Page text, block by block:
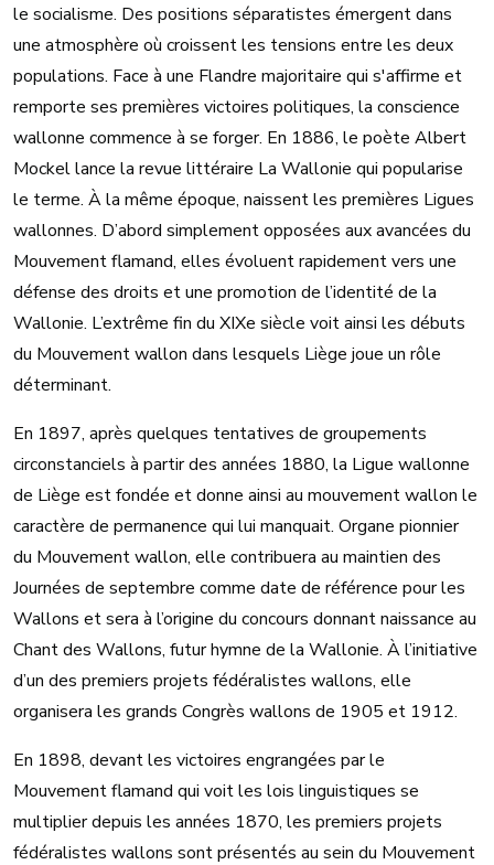
le socialisme. Des positions séparatistes émergent dans
une atmosphère où croissent les tensions entre les deux
populations. Face à une Flandre majoritaire qui s'affirme et
remporte ses premières victoires politiques, la conscience
wallonne commence à se forger. En 1886, le poète Albert
Mockel lance la revue littéraire La Wallonie qui popularise
le terme. À la même époque, naissent les premières Ligues
wallonnes. D’abord simplement opposées aux avancées du
Mouvement flamand, elles évoluent rapidement vers une
défense des droits et une promotion de l’identité de la
Wallonie. L’extrême fin du XIXe siècle voit ainsi les débuts
du Mouvement wallon dans lesquels Liège joue un rôle
déterminant.
En 1897, après quelques tentatives de groupements
circonstanciels à partir des années 1880, la Ligue wallonne
de Liège est fondée et donne ainsi au mouvement wallon le
caractère de permanence qui lui manquait. Organe pionnier
du Mouvement wallon, elle contribuera au maintien des
Journées de septembre comme date de référence pour les
Wallons et sera à l’origine du concours donnant naissance au
Chant des Wallons, futur hymne de la Wallonie. À l’initiative
d’un des premiers projets fédéralistes wallons, elle
organisera les grands Congrès wallons de 1905 et 1912.
En 1898, devant les victoires engrangées par le
Mouvement flamand qui voit les lois linguistiques se
multiplier depuis les années 1870, les premiers projets
fédéralistes wallons sont présentés au sein du Mouvement